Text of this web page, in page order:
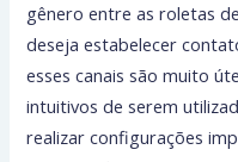
gênero entre as roletas
deseja estabelecer
esses canais são muito
intuitivos de serem
realizar configurações